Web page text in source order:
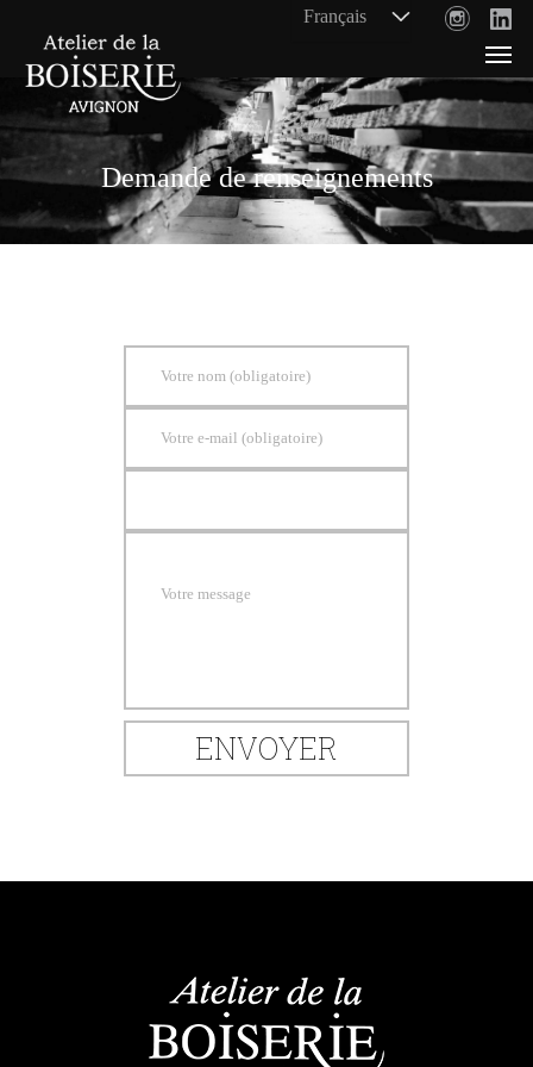
Demande de renseignements
Votre nom (obligatoire)
Votre e-mail (obligatoire)
Votre message